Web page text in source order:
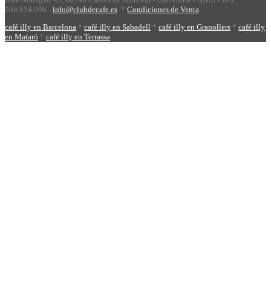
938.654.008 - info@clubdecafe.es * Condiciones de Venta
café illy en Barcelona * café illy en Sabadell * café illy en Granollers * café illy
en Mataró * café illy en Terrassa